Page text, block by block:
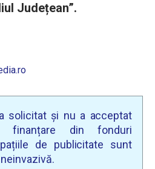
Județean”.
solicitat și nu a acceptat
din fonduri
de publicitate sunt